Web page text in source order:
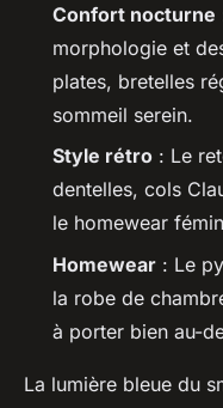
Confort nocturne
morphologie et
plates, bretelles
sommeil serein.
Style rétro : Le
dentelles, cols
le homewear
Homewear : Le
la robe de
à porter bien au-
La lumière bleue du